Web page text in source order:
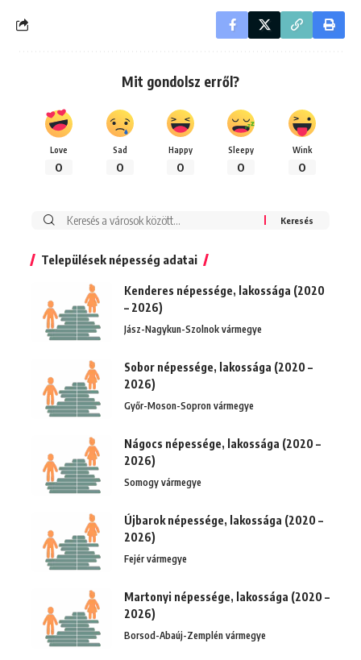
Mit gondolsz erről?
Love
0
Sad
0
Happy
0
Sleepy
0
Wink
0
Keresés:
Települések népesség adatai
Kenderes népessége, lakossága (2020
– 2026)
Jász-Nagykun-Szolnok vármegye
Sobor népessége, lakossága (2020 –
2026)
Győr-Moson-Sopron vármegye
Nágocs népessége, lakossága (2020 –
2026)
Somogy vármegye
Újbarok népessége, lakossága (2020 –
2026)
Fejér vármegye
Martonyi népessége, lakossága (2020 –
2026)
Borsod-Abaúj-Zemplén vármegye